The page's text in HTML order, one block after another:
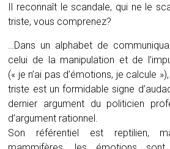
Il reconnaît le scandale, qui ne le
triste, vous comprenez?
…Dans un alphabet de
celui de la manipulation et de
(« je n’ai pas d’émotions, je calcule
triste est un formidable signe
dernier argument du politicien
d’argument rationnel.
Son référentiel est reptilien,